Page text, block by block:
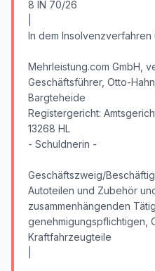
8 IN 70/26
In dem
Mehrleistung.com GmbH,
Geschäftsführer, Otto-
Bargteheide
Registergericht:
13268 HL
- Schuldnerin -
Geschäftszweig/
Autoteilen und Zubehör
zusammenhängenden
genehmigungspflichtigen,
Kraftfahrzeugteile